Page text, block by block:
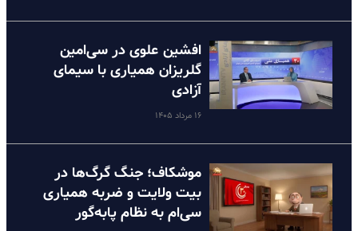
افشین علوی در سی‌امین
گلریزان همیاری با سیمای
آزادی
۱۶ مرداد ۱۴۰۵
موشکاف؛ جنگ گرگ‌ها در
بیت ولایت و ضربه همیاری
سی‌ام به نظام پا‌به‌گور